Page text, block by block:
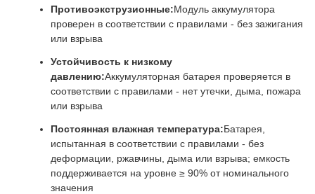
Противоэкструзионные:Модуль аккумулятора
проверен в соответствии с правилами - без зажигания
или взрыва
Устойчивость к низкому
давлению:Аккумуляторная батарея проверяется в
соответствии с правилами - нет утечки, дыма, пожара
или взрыва
Постоянная влажная температура:Батарея,
испытанная в соответствии с правилами - без
деформации, ржавчины, дыма или взрыва; емкость
поддерживается на уровне ≥ 90% от номинального
значения